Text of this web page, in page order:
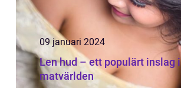
09 januari 2024
Len hud – ett populärt inslag i
matvärlden